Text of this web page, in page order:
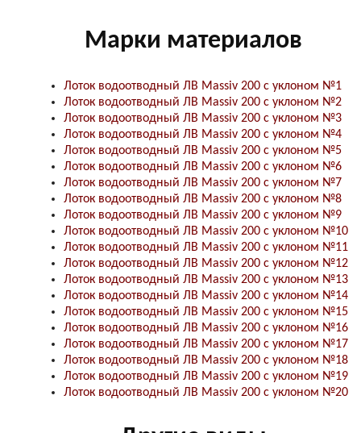
Марки материалов
Лоток водоотводный ЛВ Massiv 200 с уклоном №1
Лоток водоотводный ЛВ Massiv 200 с уклоном №2
Лоток водоотводный ЛВ Massiv 200 с уклоном №3
Лоток водоотводный ЛВ Massiv 200 с уклоном №4
Лоток водоотводный ЛВ Massiv 200 с уклоном №5
Лоток водоотводный ЛВ Massiv 200 с уклоном №6
Лоток водоотводный ЛВ Massiv 200 с уклоном №7
Лоток водоотводный ЛВ Massiv 200 с уклоном №8
Лоток водоотводный ЛВ Massiv 200 с уклоном №9
Лоток водоотводный ЛВ Massiv 200 с уклоном №10
Лоток водоотводный ЛВ Massiv 200 с уклоном №11
Лоток водоотводный ЛВ Massiv 200 с уклоном №12
Лоток водоотводный ЛВ Massiv 200 с уклоном №13
Лоток водоотводный ЛВ Massiv 200 с уклоном №14
Лоток водоотводный ЛВ Massiv 200 с уклоном №15
Лоток водоотводный ЛВ Massiv 200 с уклоном №16
Лоток водоотводный ЛВ Massiv 200 с уклоном №17
Лоток водоотводный ЛВ Massiv 200 с уклоном №18
Лоток водоотводный ЛВ Massiv 200 с уклоном №19
Лоток водоотводный ЛВ Massiv 200 с уклоном №20